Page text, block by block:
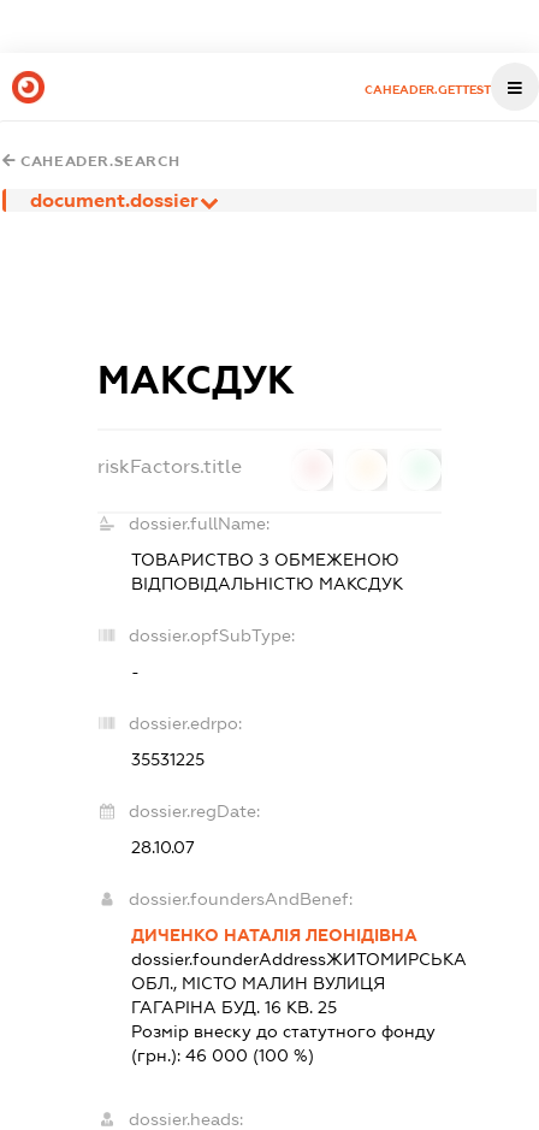
CAHEADER.GETTEST
CAHEADER.SEARCH
document.dossier
МАКСДУК
riskFactors.title
dossier.fullName:
ТОВАРИСТВО З ОБМЕЖЕНОЮ
ВІДПОВІДАЛЬНІСТЮ МАКСДУК
dossier.opfSubType:
-
dossier.edrpo:
35531225
dossier.regDate:
28.10.07
dossier.foundersAndBenef:
ДИЧЕНКО НАТАЛІЯ ЛЕОНІДІВНА
dossier.founderAddressЖИТОМИРСЬКА
ОБЛ., МІСТО МАЛИН ВУЛИЦЯ
ГАГАРІНА БУД. 16 КВ. 25
Розмір внеску до статутного фонду
(грн.): 46 000 (100 %)
dossier.heads: